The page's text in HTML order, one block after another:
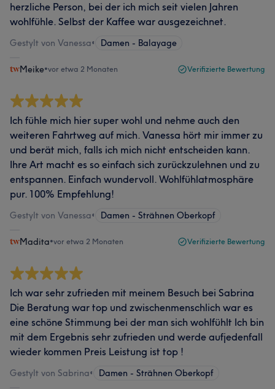
herzliche Person, bei der ich mich seit vielen Jahren
wohlfühle. Selbst der Kaffee war ausgezeichnet.
Gestylt von Vanessa• Damen - Balayage
Meike•vor etwa 2 Monaten Verifizierte Bewertung
Ich fühle mich hier super wohl und nehme auch den
weiteren Fahrtweg auf mich. Vanessa hört mir immer zu
und berät mich, falls ich mich nicht entscheiden kann.
Ihre Art macht es so einfach sich zurückzulehnen und zu
entspannen. Einfach wundervoll. Wohlfühlatmosphäre
pur. 100% Empfehlung!
Gestylt von Vanessa• Damen - Strähnen Oberkopf
Madita•vor etwa 2 Monaten Verifizierte Bewertung
Ich war sehr zufrieden mit meinem Besuch bei Sabrina
Die Beratung war top und zwischenmenschlich war es
eine schöne Stimmung bei der man sich wohlfühlt Ich bin
mit dem Ergebnis sehr zufrieden und werde aufjedenfall
wieder kommen Preis Leistung ist top !
Gestylt von Sabrina• Damen - Strähnen Oberkopf